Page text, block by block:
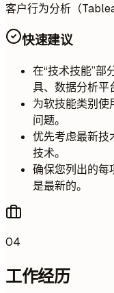
客户行为分析（
快速建议
在“技术技能”部
具、数据分析平
为软技能类别使
问题。
优先考虑最新技
技术。
确保您列出的
是最新的。
04
工作经历